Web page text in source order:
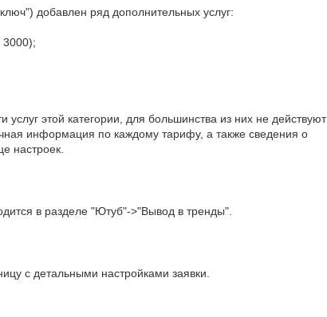
добавлен ряд дополнительных услуг:
3000);
этой категории, для большинства из них не действуют
информация по каждому тарифу, а также сведения о
настроек.
в разделе "Ютуб"->"Вывод в тренды".
с детальными настройками заявки.